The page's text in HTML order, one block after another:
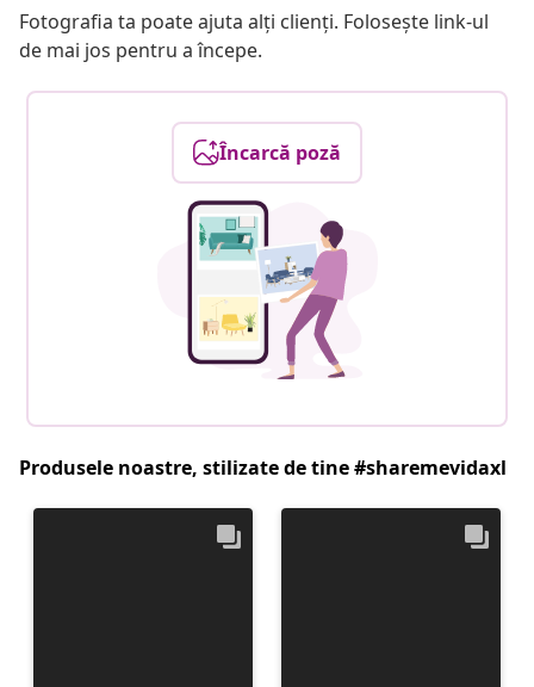
Fotografia ta poate ajuta alți clienți. Folosește link-ul
de mai jos pentru a începe.
Încarcă poză
Produsele noastre, stilizate de tine #sharemevidaxl